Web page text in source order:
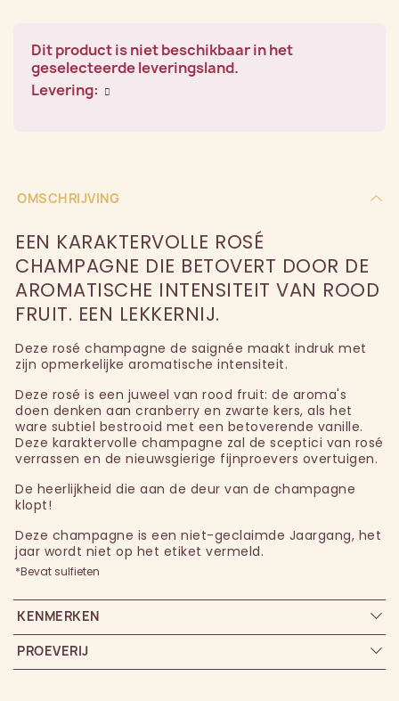
Dit product is niet beschikbaar in het
geselecteerde leveringsland.
Levering:
OMSCHRIJVING
EEN KARAKTERVOLLE ROSÉ
CHAMPAGNE DIE BETOVERT DOOR DE
AROMATISCHE INTENSITEIT VAN ROOD
FRUIT. EEN LEKKERNIJ.
Deze rosé champagne de saignée maakt indruk met
zijn opmerkelijke aromatische intensiteit.
Deze rosé is een juweel van rood fruit: de aroma's
doen denken aan cranberry en zwarte kers, als het
ware subtiel bestrooid met een betoverende vanille.
Deze karaktervolle champagne zal de sceptici van rosé
verrassen en de nieuwsgierige fijnproevers overtuigen.
De heerlijkheid die aan de deur van de champagne
klopt!
Deze champagne is een niet-geclaimde Jaargang, het
jaar wordt niet op het etiket vermeld.
*Bevat sulfieten
KENMERKEN
PROEVERIJ